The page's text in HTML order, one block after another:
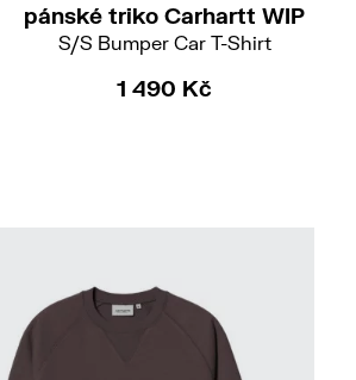
pánské triko Carhartt WIP
S/S Bumper Car T-Shirt
1 490 Kč